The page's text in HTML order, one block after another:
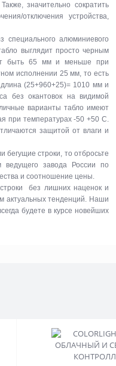
значительно сократить
отключения устройства,
специального алюминиевого
выглядит просто черным
быть 65 мм и меньше при
исполнении 25 мм, то есть
(25+960+25)= 1010 мм и
без окантовок на видимой
варианты табло имеют
при температурах -50 +50 C.
защитой от влаги и
бегущие строки, то отбросьте
ведущего завода России по
и соотношение цены.
без лишних наценок и
актуальных тенденций. Наши
будете в курсе новейших